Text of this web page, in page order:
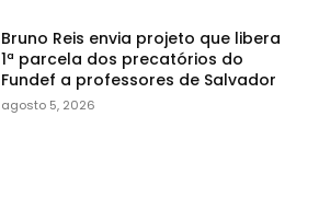
Bruno Reis envia projeto que libera
1ª parcela dos precatórios do
Fundef a professores de Salvador
agosto 5, 2026